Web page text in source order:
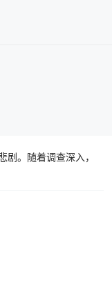
暂无观
。随着调查深入，